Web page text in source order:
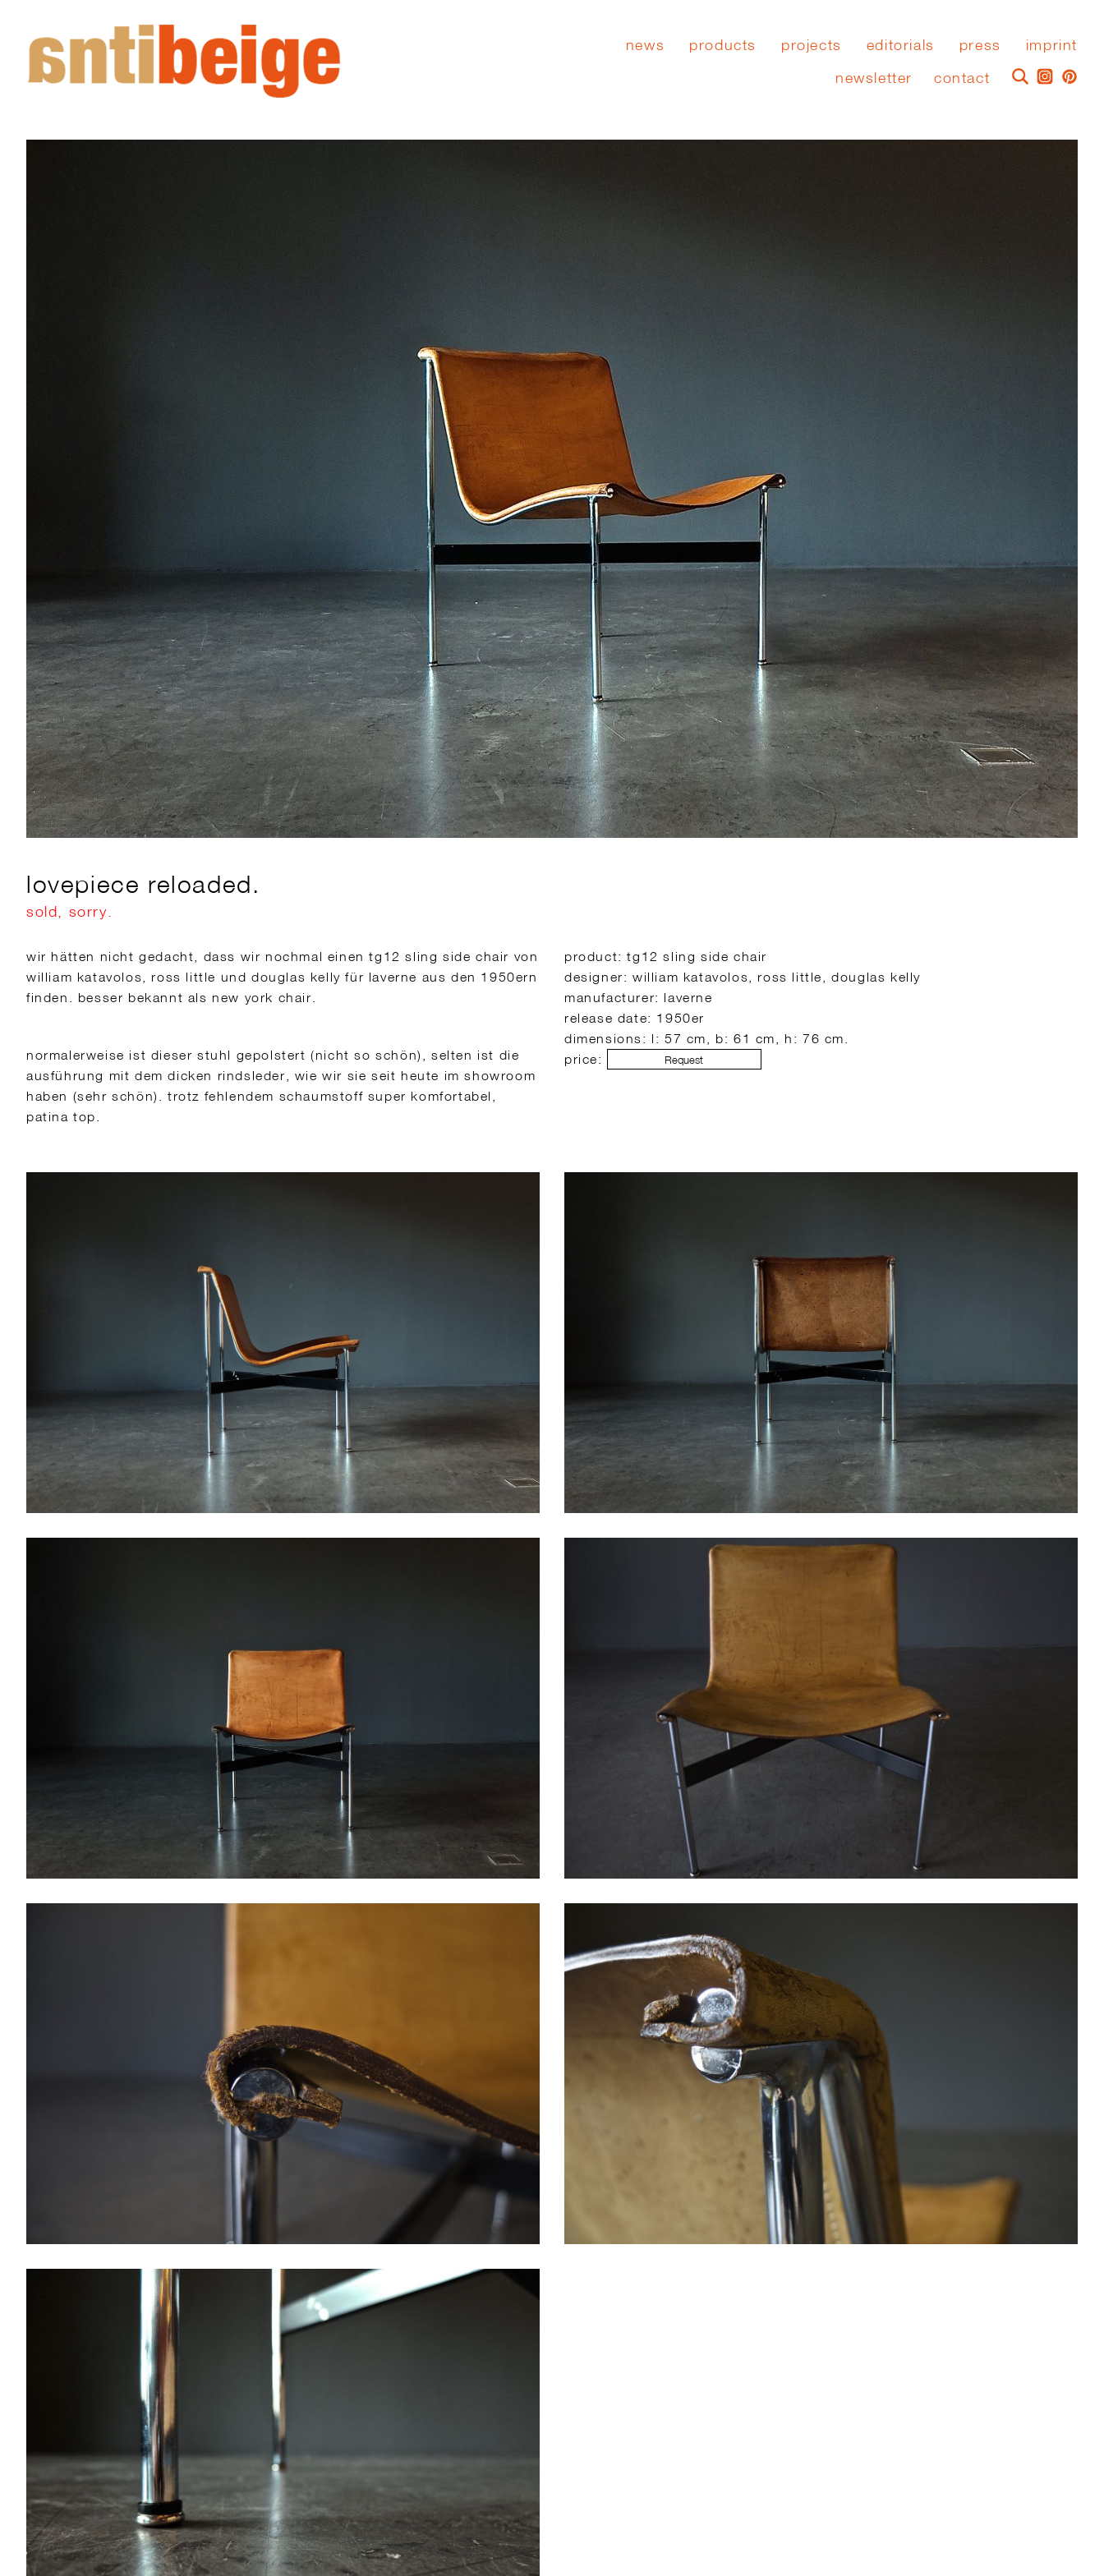
news products projects editorials press
imprint
contact
newsletter
lovepiece reloaded.
sold, sorry.
wir hätten nicht gedacht, dass wir nochmal einen tg12 sling side chair von
william katavolos, ross little und douglas kelly für laverne aus den 1950ern
finden. besser bekannt als new york chair.
normalerweise ist dieser stuhl gepolstert (nicht so schön), selten ist die
ausführung mit dem dicken rindsleder, wie wir sie seit heute im showroom
haben (sehr schön). trotz fehlendem schaumstoff super komfortabel,
patina top.
product: tg12 sling side chair
designer: william katavolos, ross little, douglas kelly
manufacturer: laverne
release date: 1950er
dimensions: l: 57 cm, b: 61 cm, h: 76 cm.
price:
Request